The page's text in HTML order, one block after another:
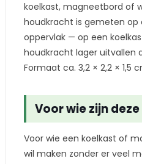
koelkast, magneetbord of
houdkracht is gemeten op
oppervlak — op een
houdkracht lager uitvallen
Formaat ca. 3,2 × 2,2 × 1,5
Voor wie zijn
Voor wie een koelkast of
wil maken zonder er veel